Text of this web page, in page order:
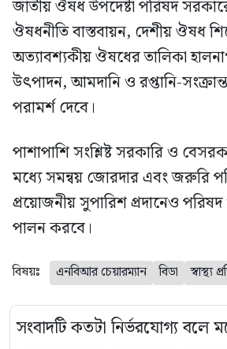
জাতীয় ঔষধ উপদেষ্টা পরিষদ
ঔষধনীতি বাস্তবায়ন, দেশীয় ঔষধ
অত্যাবশ্যকীয় ঔষধের তালিকা
উৎপাদন, আমদানি ও রপ্তানি-
পরামর্শ দেবে।
পাশাপাশি সংশ্লিষ্ট সরকারি ও
মধ্যে সমন্বয় জোরদার এবং জরুরি
প্রয়োজনীয় সুপারিশ প্রদানেও
পালন করবে।
বিষয়ঃ এনবিআর চেয়ারম্যান বিডা স্বাস্থ্য
সংবাদটি কতটা নির্ভরযোগ্য বলে